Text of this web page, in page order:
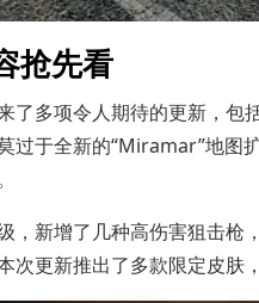
抢先看
了多项令人期待的更新，
过于全新的“Miramar”地图
，新增了几种高伤害狙击枪
更新推出了多款限定皮肤